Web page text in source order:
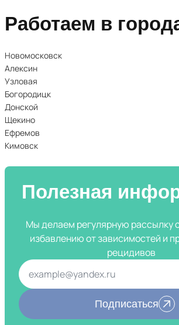
Работаем в
Новомосковск
Алексин
Узловая
Богородицк
Донской
Щекино
Ефремов
Кимовск
Полезная
Мы делаем регулярную рассылку
избавлению от зависимостей и
рецидивов
Подписаться